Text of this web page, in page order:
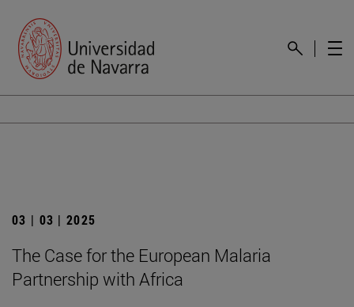
03 | 03 | 2025
The Case for the European Malaria
Partnership with Africa